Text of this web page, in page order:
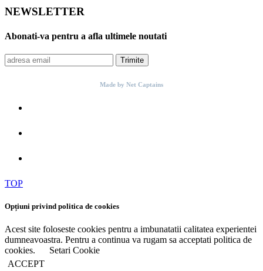
NEWSLETTER
Abonati-va pentru a afla ultimele noutati
Trimite
Made by Net Captains
TOP
Opțiuni privind politica de cookies
Acest site foloseste cookies pentru a imbunatatii calitatea experientei
dumneavoastra. Pentru a continua va rugam sa acceptati politica de
cookies.
Setari Cookie
ACCEPT